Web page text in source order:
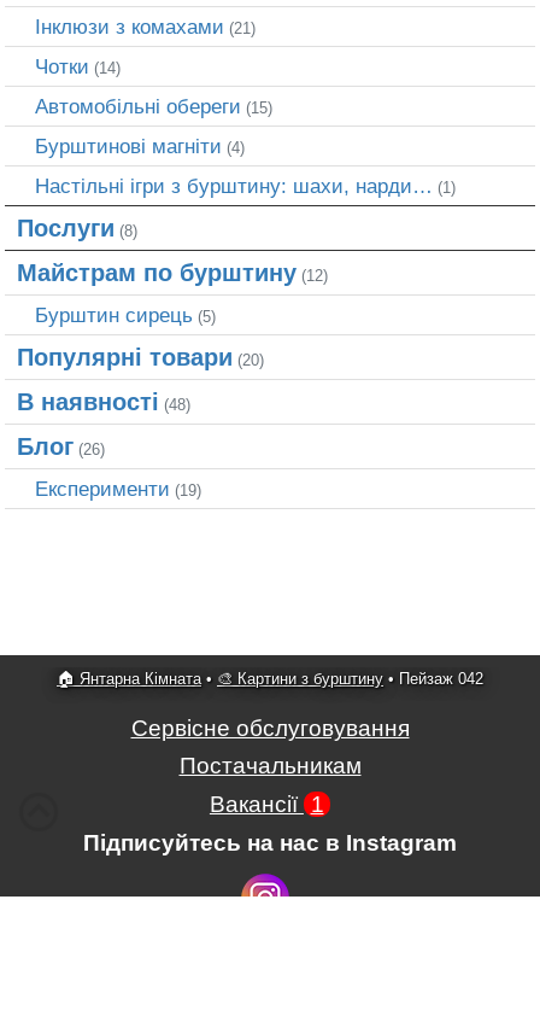
Інклюзи з комахами (21)
Чотки (14)
Автомобільні обереги (15)
Бурштинові магніти (4)
Настільні ігри з бурштину: шахи, нарди… (1)
Послуги (8)
Майстрам по бурштину (12)
Бурштин сирець (5)
Популярні товари (20)
В наявності (48)
Блог (26)
Експерименти (19)
🏠 Янтарна Кімната• 🎨 Картини з бурштину • Пейзаж 042
Сервісне обслуговування
Постачальникам
Вакансії 1
Підписуйтесь на нас в Instagram